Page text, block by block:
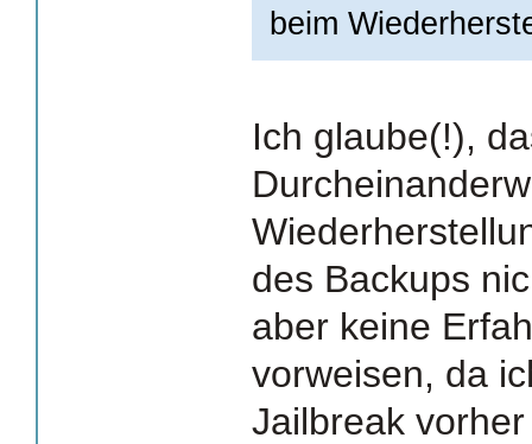
beim
Ich glaube(!),
des Backups
aber keine
vorweisen, da
Jailbreak